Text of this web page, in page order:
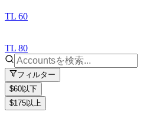
TL 60
TL 80
フィルター
$60以下
$175以上